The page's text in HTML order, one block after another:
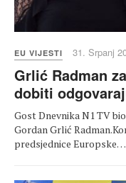
EU VIJESTI 31. Srpanj
Grlić Radman
dobiti
Gost Dnevnika N1 TV
Gordan Grlić
predsjednice Europske…